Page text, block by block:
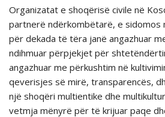
Organizatat e shoqërisë civile në
partnerë ndërkombëtarë, e sidomos
për dekada të tëra janë angazhuar
ndihmuar përpjekjet për
angazhuar me përkushtim në
qeverisjes së mirë, transparencës,
një shoqëri multientike dhe
vetmja mënyrë për të krijuar paqe